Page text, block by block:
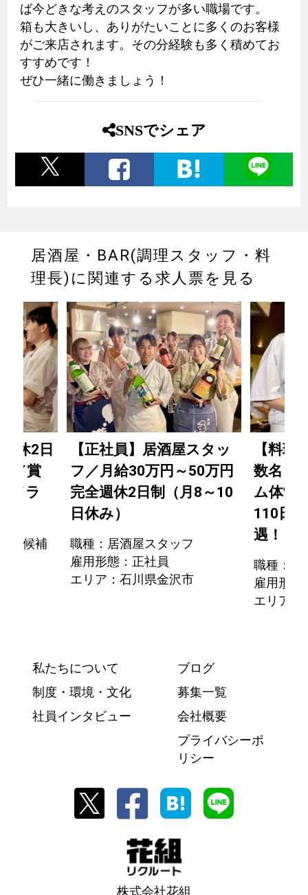
ば今どきな考えのスタッフが多い職場です。
箱も大きいし、ありがたいことに多くのお客様
がご来店されます。その分経験も多く積めてお
すすめです！
ぜひ一緒に働きましょう！
SNSでシェア
居酒屋・BAR(調理スタッフ・料
理長)に関連する求人票を見る
休2日
／賞
／ラ
長候補
【正社員】居酒屋スタッ
フ／月給30万円～50万円
完全週休2日制（月8～10
日休み）
職種：居酒屋スタッフ
雇用形態：正社員
エリア：石川県金沢市
【料理
数名＋
ム体制
110日
遇！
職種：料
雇用形態
エリア：
私たちについて
制度・環境・文化
社員インタビュー
ブログ
募集一覧
会社概要
プライバシーポ
リシー
株式会社花組